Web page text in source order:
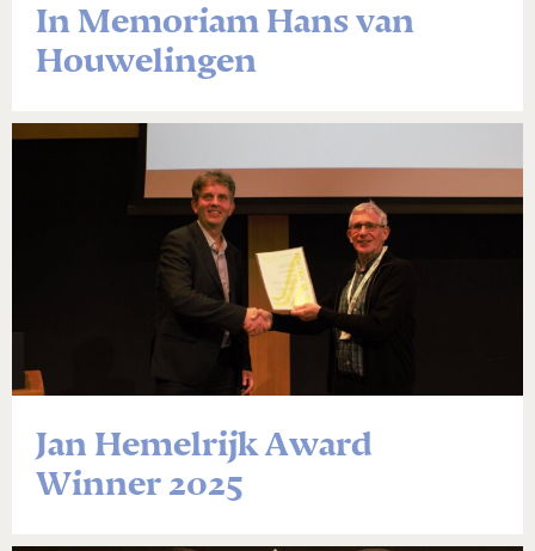
In Memoriam Hans van
Houwelingen
Jan Hemelrijk Award
Winner 2025